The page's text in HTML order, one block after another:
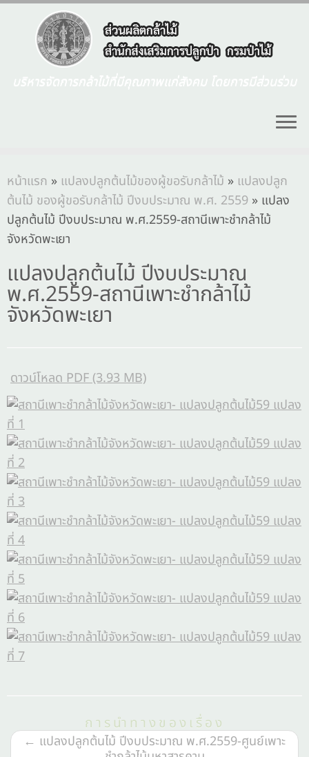
หน้าแรก » แปลงปลูกต้นไม้ของผู้ขอรับกล้าไม้ » แปลงปลูก
ต้นไม้ ของผู้ขอรับกล้าไม้ ปีงบประมาณ พ.ศ. 2559 » แปลง
ปลูกต้นไม้ ปีงบประมาณ พ.ศ.2559-สถานีเพาะชำกล้าไม้
จังหวัดพะเยา
แปลงปลูกต้นไม้ ปีงบประมาณ
พ.ศ.2559-สถานีเพาะชำกล้าไม้
จังหวัดพะเยา
ดาวน์โหลด PDF (3.93 MB)
การนำทางของเรื่อง
← แปลงปลูกต้นไม้ ปีงบประมาณ พ.ศ.2559-ศูนย์เพาะ